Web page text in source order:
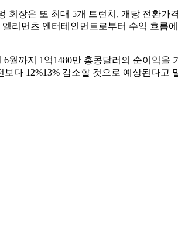
장은 또 최대 5개 트런치, 개당 전환가
리먼츠 엔터테인먼트로부터 수익 흐름
까지 1억1480만 홍콩달러의 순이익
다 12%13% 감소할 것으로 예상된다